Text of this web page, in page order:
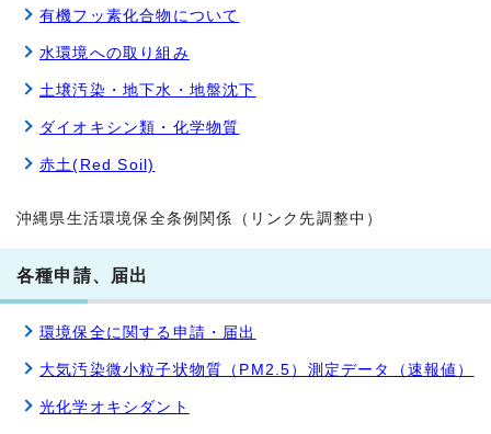
有機フッ素化合物について
水環境への取り組み
土壌汚染・地下水・地盤沈下
ダイオキシン類・化学物質
赤土(Red Soil)
沖縄県生活環境保全条例関係（リンク先調整中）
各種申請、届出
環境保全に関する申請・届出
大気汚染微小粒子状物質（PM2.5）測定データ（速報値）
光化学オキシダント